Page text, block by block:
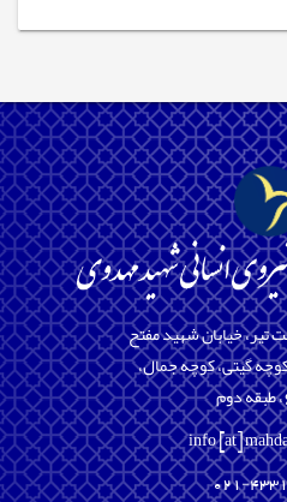
تیر، خیابان شهید مفتح
گیتی، کوچه جمال،
info [at]
021-